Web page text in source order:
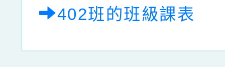
402班的班級課表